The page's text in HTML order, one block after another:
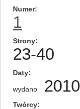
Numer
1
Strony
23-40
Daty
wydano 2010
Twórcy